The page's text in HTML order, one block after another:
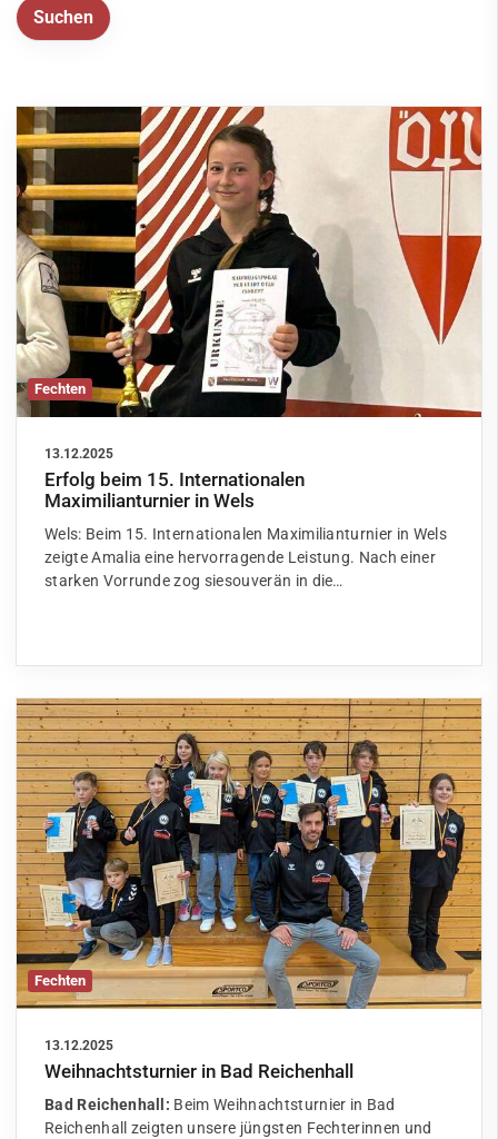
Fechten
13.12.2025
Erfolg beim 15. Internationalen
Maximilianturnier in Wels
Wels: Beim 15. Internationalen Maximilianturnier in Wels
zeigte Amalia eine hervorragende Leistung. Nach einer
starken Vorrunde zog siesouverän in die…
Fechten
13.12.2025
Weihnachtsturnier in Bad Reichenhall
Bad Reichenhall: Beim Weihnachtsturnier in Bad
Reichenhall zeigten unsere jüngsten Fechterinnen und